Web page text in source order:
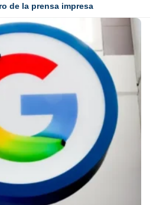
de la prensa impresa